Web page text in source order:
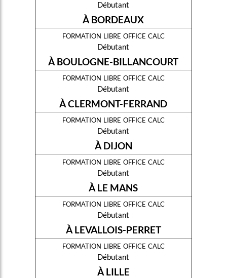
Débutant
À BORDEAUX
formation libre office calc
Débutant
À BOULOGNE-BILLANCOURT
formation libre office calc
Débutant
À CLERMONT-FERRAND
formation libre office calc
Débutant
À DIJON
formation libre office calc
Débutant
À LE MANS
formation libre office calc
Débutant
À LEVALLOIS-PERRET
formation libre office calc
Débutant
À LILLE